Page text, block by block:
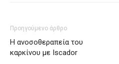
Προηγούμενο άρθρο
Η ανοσοθεραπεία του
καρκίνου με Iscador